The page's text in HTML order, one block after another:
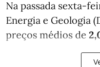
Na passada sexta-
Energia e Geologia
preços médios de